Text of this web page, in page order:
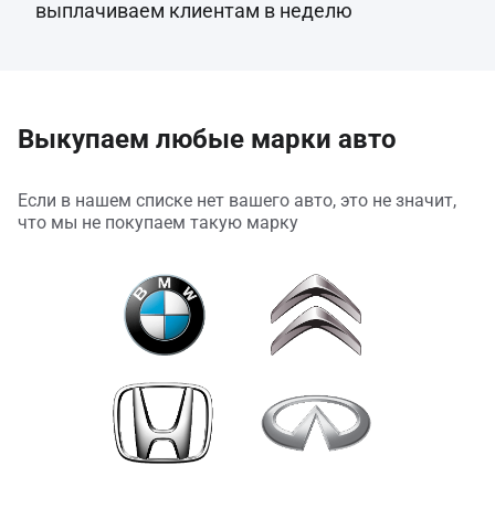
выплачиваем клиентам в неделю
Выкупаем любые марки авто
Если в нашем списке нет вашего авто, это не значит,
что мы не покупаем такую марку